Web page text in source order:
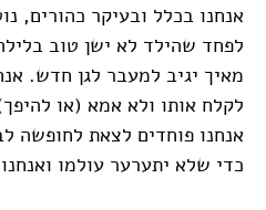
אנחנו בכלל ובעיקר כהורים,
לפחד שהילד לא ישן טוב
מאיך יגיב למעבר לגן חדש.
לקלח אותו ולא אמא (או
אנחנו פוחדים לצאת לחופשה
כדי שלא יתערער עולמו